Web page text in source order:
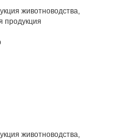
животноводства,
продукция
животноводства,